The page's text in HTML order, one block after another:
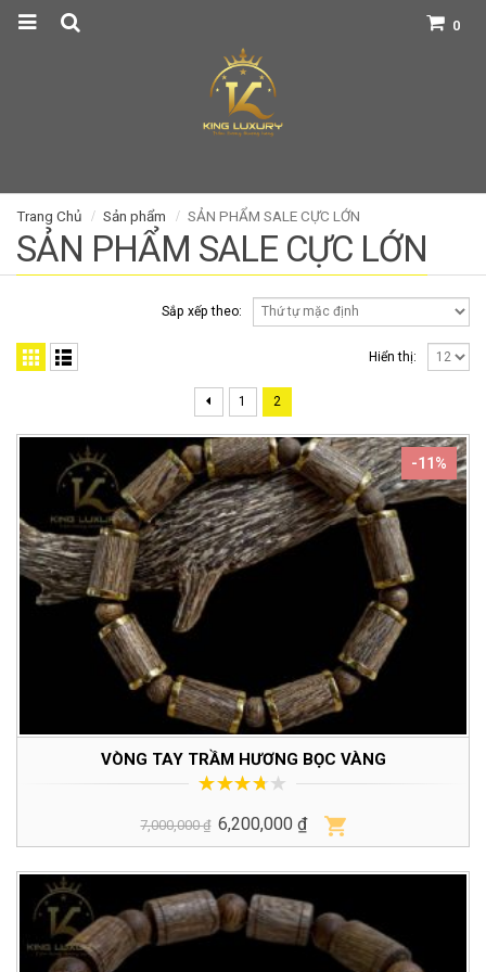
0
Trang Chủ Sản phẩm SẢN PHẨM SALE CỰC LỚN
SẢN PHẨM SALE CỰC LỚN
Sắp xếp theo:
Hiển thị:
1 2
-11%
VÒNG TAY TRẦM HƯƠNG BỌC VÀNG
5
7,000,000₫ 6,200,000₫
Đời Sống Tâm Linh
Người Việt Gắn Liền Với
Nhang Trầm Hương
6 Tháng Tư, 2023
Lợi Ích Và Ý Nghĩa To
Lớn Mà Vòng Tay Trầm
Tay Trầm
Sếp
Vòng Trầm
campuchia Và